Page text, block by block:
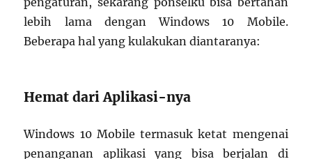
lebih lama dengan Windows 10 Mobile.
Beberapa hal yang kulakukan diantaranya:
Hemat dari Aplikasi-nya
Windows 10 Mobile termasuk ketat mengenai
penanganan aplikasi yang bisa berjalan di